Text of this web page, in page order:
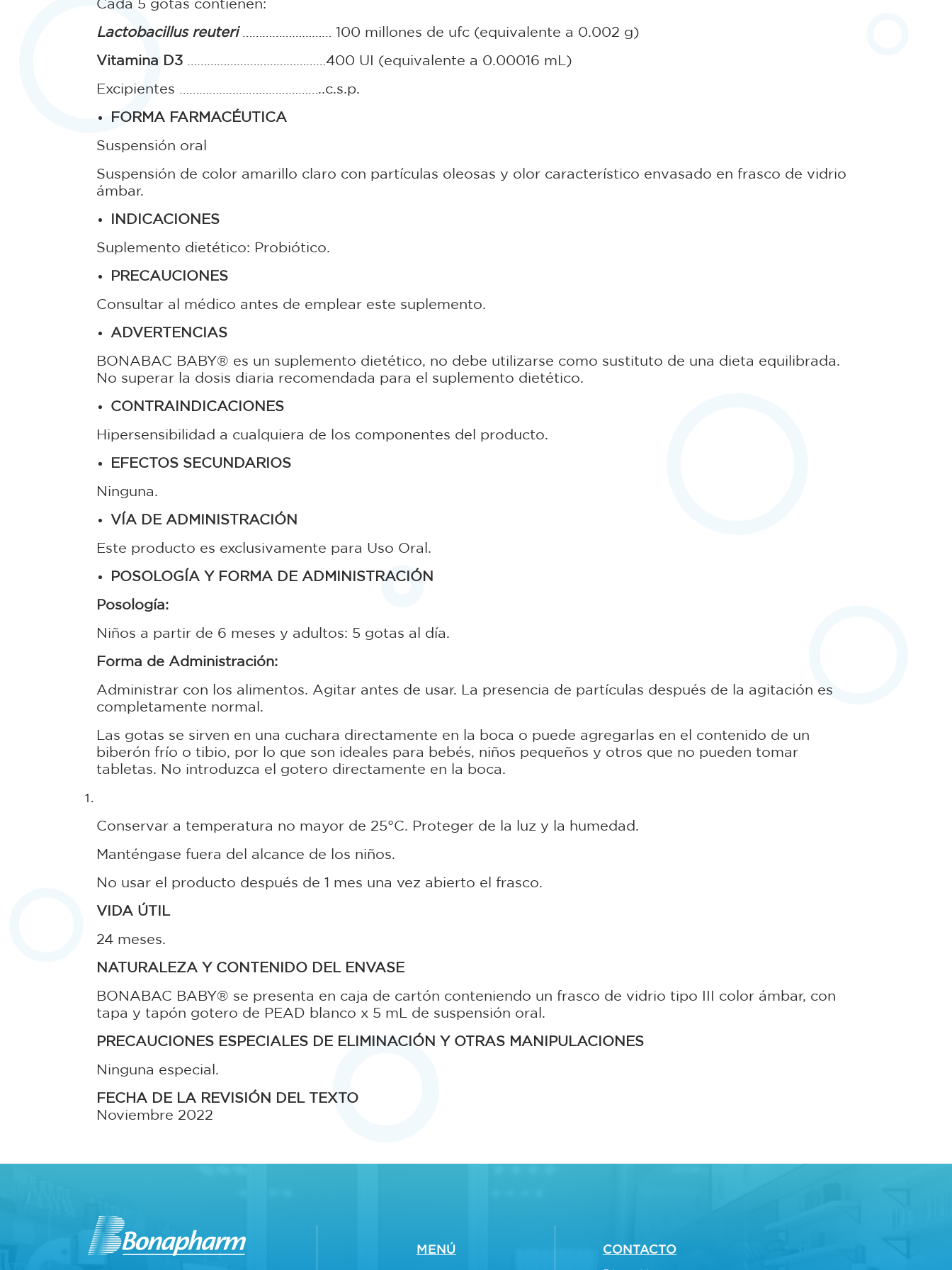
Cada 5 gotas contienen:
Lactobacillus reuteri……………………… 100 millones de ufc (equivalente a 0.002 g)
Vitamina D3 ……………………………………400 UI (equivalente a 0.00016 mL)
Excipientes ……………………………………..c.s.p.
FORMA FARMACÉUTICA
Suspensión oral
Suspensión de color amarillo claro con partículas oleosas y olor característico envasado en frasco de vidrio
ámbar.
INDICACIONES
Suplemento dietético: Probiótico.
PRECAUCIONES
Consultar al médico antes de emplear este suplemento.
ADVERTENCIAS
BONABAC BABY® es un suplemento dietético, no debe utilizarse como sustituto de una dieta equilibrada.
No superar la dosis diaria recomendada para el suplemento dietético.
CONTRAINDICACIONES
Hipersensibilidad a cualquiera de los componentes del producto.
EFECTOS SECUNDARIOS
Ninguna.
VÍA DE ADMINISTRACIÓN
Este producto es exclusivamente para Uso Oral.
POSOLOGÍA Y FORMA DE ADMINISTRACIÓN
Posología:
Niños a partir de 6 meses y adultos: 5 gotas al día.
Forma de Administración:
Administrar con los alimentos. Agitar antes de usar. La presencia de partículas después de la agitación es
completamente normal.
Las gotas se sirven en una cuchara directamente en la boca o puede agregarlas en el contenido de un
biberón frío o tibio, por lo que son ideales para bebés, niños pequeños y otros que no pueden tomar
tabletas. No introduzca el gotero directamente en la boca.
Conservar a temperatura no mayor de 25°C. Proteger de la luz y la humedad.
Manténgase fuera del alcance de los niños.
No usar el producto después de 1 mes una vez abierto el frasco.
VIDA ÚTIL
24 meses.
NATURALEZA Y CONTENIDO DEL ENVASE
BONABAC BABY® se presenta en caja de cartón conteniendo un frasco de vidrio tipo III color ámbar, con
tapa y tapón gotero de PEAD blanco x 5 mL de suspensión oral.
PRECAUCIONES ESPECIALES DE ELIMINACIÓN Y OTRAS MANIPULACIONES
Ninguna especial.
FECHA DE LA REVISIÓN DEL TEXTO
Noviembre 2022
MENÚ CONTACTO